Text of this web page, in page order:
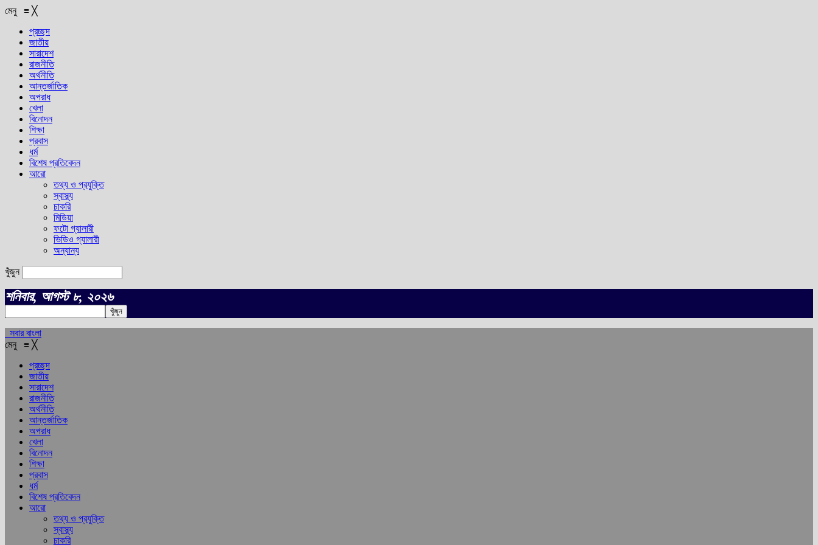
মেনু ≡ ╳
প্রচ্ছদ
জাতীয়
সারাদেশ
রাজনীতি
অর্থনীতি
আন্তর্জাতিক
অপরাধ
খেলা
বিনোদন
শিক্ষা
প্রবাস
ধর্ম
বিশেষ প্রতিবেদন
আরো
তথ্য ও প্রযুক্তি
স্বাস্থ্য
চাকরি
মিডিয়া
ফটো গ্যালারী
ভিডিও গ্যালারী
অন্যান্য
খুঁজুন
শনিবার, আগস্ট ৮, ২০২৬
সবার বাংলা
মেনু ≡ ╳
প্রচ্ছদ
জাতীয়
সারাদেশ
রাজনীতি
অর্থনীতি
আন্তর্জাতিক
অপরাধ
খেলা
বিনোদন
শিক্ষা
প্রবাস
ধর্ম
বিশেষ প্রতিবেদন
আরো
তথ্য ও প্রযুক্তি
স্বাস্থ্য
চাকরি